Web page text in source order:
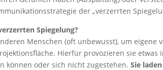
der „verzerrten
Spiegelung?
Menschen (oft unbewusst), um eigene
Hierfür provozieren sie etwas
können oder sich nicht zugestehen.Sie